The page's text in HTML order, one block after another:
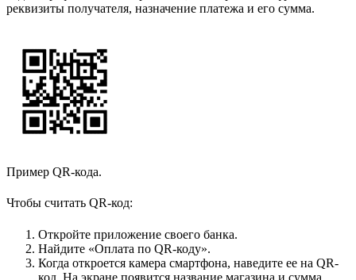
реквизиты получателя, назначение платежа и его сумма.
Пример QR-кода.
Чтобы считать QR-код:
Откройте приложение своего банка.
Найдите «Оплата по QR-коду».
Когда откроется камера смартфона, наведите ее на QR-
код. На экране появится название магазина и сумма